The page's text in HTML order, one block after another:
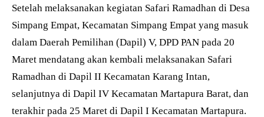
Setelah melaksanakan kegiatan Safari Ramadhan di Desa
Simpang Empat, Kecamatan Simpang Empat yang masuk
dalam Daerah Pemilihan (Dapil) V, DPD PAN pada 20
Maret mendatang akan kembali melaksanakan Safari
Ramadhan di Dapil II Kecamatan Karang Intan,
selanjutnya di Dapil IV Kecamatan Martapura Barat, dan
terakhir pada 25 Maret di Dapil I Kecamatan Martapura.